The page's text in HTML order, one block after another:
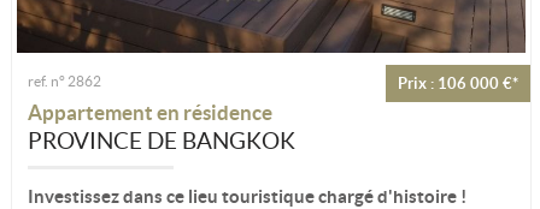
Prix : 106 000 €*
ref. n° 2862
Appartement en résidence
PROVINCE DE BANGKOK
Investissez dans ce lieu touristique chargé d'histoire !